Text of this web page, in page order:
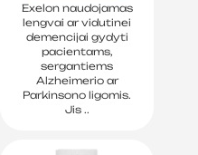
Exelon naudojamas
lengvai ar vidutinei
demencijai gydyti
pacientams,
sergantiems
Alzheimerio ar
Parkinsono ligomis.
Jis ..